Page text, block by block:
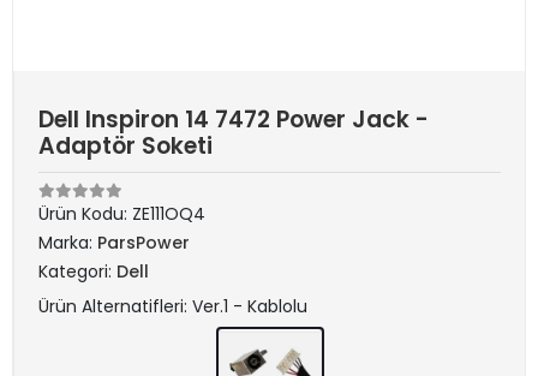
Dell Inspiron 14 7472 Power Jack -
Adaptör Soketi
Ürün Kodu: ZE111OQ4
Marka: ParsPower
Kategori: Dell
Ürün Alternatifleri: Ver.1 - Kablolu